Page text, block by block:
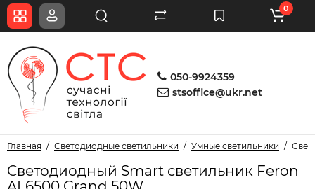
050-9924359
stsoffice@ukr.net
0
Главная Светодиодные светильники Умные светильники
Светодиодный Smart светильник Feron